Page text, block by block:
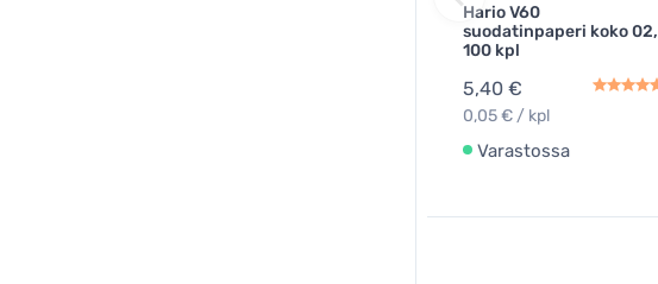
Hario V60
suodatinpaperi koko 02,
100 kpl
5,40 €
0,05 € / kpl
Varastossa